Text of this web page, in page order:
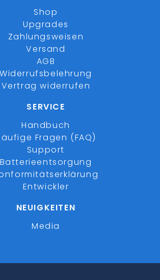
Shop
Upgrades
Zahlungsweisen
Versand
AGB
Widerrufsbelehrung
Vertrag widerrufen
SERVICE
Handbuch
Fragen (FAQ)
Support
Batterieentsorgung
Entwickler
NEUIGKEITEN
Media